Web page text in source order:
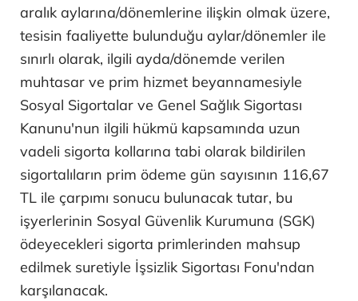
aralık aylarına/dönemlerine ilişkin olmak üzere,
tesisin faaliyette bulunduğu aylar/dönemler ile
sınırlı olarak, ilgili ayda/dönemde verilen
muhtasar ve prim hizmet beyannamesiyle
Sosyal Sigortalar ve Genel Sağlık Sigortası
Kanunu'nun ilgili hükmü kapsamında uzun
vadeli sigorta kollarına tabi olarak bildirilen
sigortalıların prim ödeme gün sayısının 116,67
TL ile çarpımı sonucu bulunacak tutar, bu
işyerlerinin Sosyal Güvenlik Kurumuna (SGK)
ödeyecekleri sigorta primlerinden mahsup
edilmek suretiyle İşsizlik Sigortası Fonu'ndan
karşılanacak.